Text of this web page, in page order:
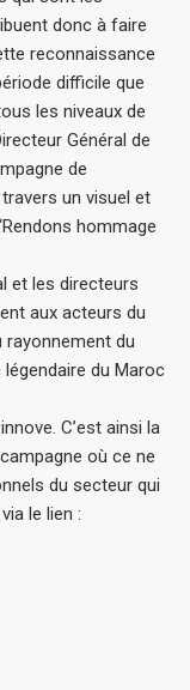
donc à faire
reconnaissance
difficile que
les niveaux de
Général de
de
un visuel et
hommage
et les directeurs
aux acteurs du
rayonnement du
du Maroc
C’est ainsi la
où ce ne
du secteur qui
le lien :